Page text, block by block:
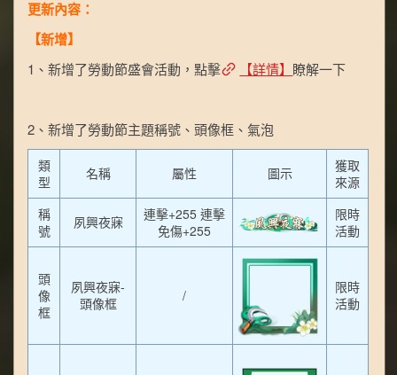
更新內容：
【新增】
1、新增了勞動節盛會活動，點擊 【詳情】 瞭解一下
2、新增了勞動節主題稱號、頭像框、氣泡
類
型
名稱 屬性 圖示
獲取
來源
稱
號
夙興夜寐
連擊+255 連擊
免傷+255
限時
活動
頭
像
框
夙興夜寐-
頭像框
/
限時
活動